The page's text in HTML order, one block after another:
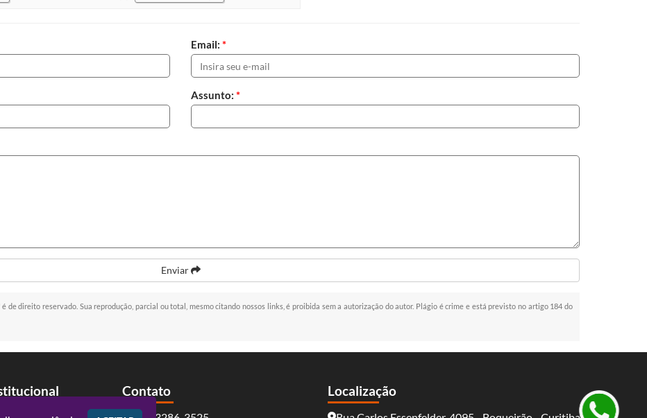
Email: *
Assunto: *
Enviar
é de direito reservado. Sua reprodução, parcial ou total, mesmo citando nossos links, é proibida sem a autorização do autor. Plágio é crime e está previsto no artigo 184 do
Contato Localização